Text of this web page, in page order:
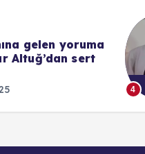
gelen yoruma
Altuğ’dan sert
4